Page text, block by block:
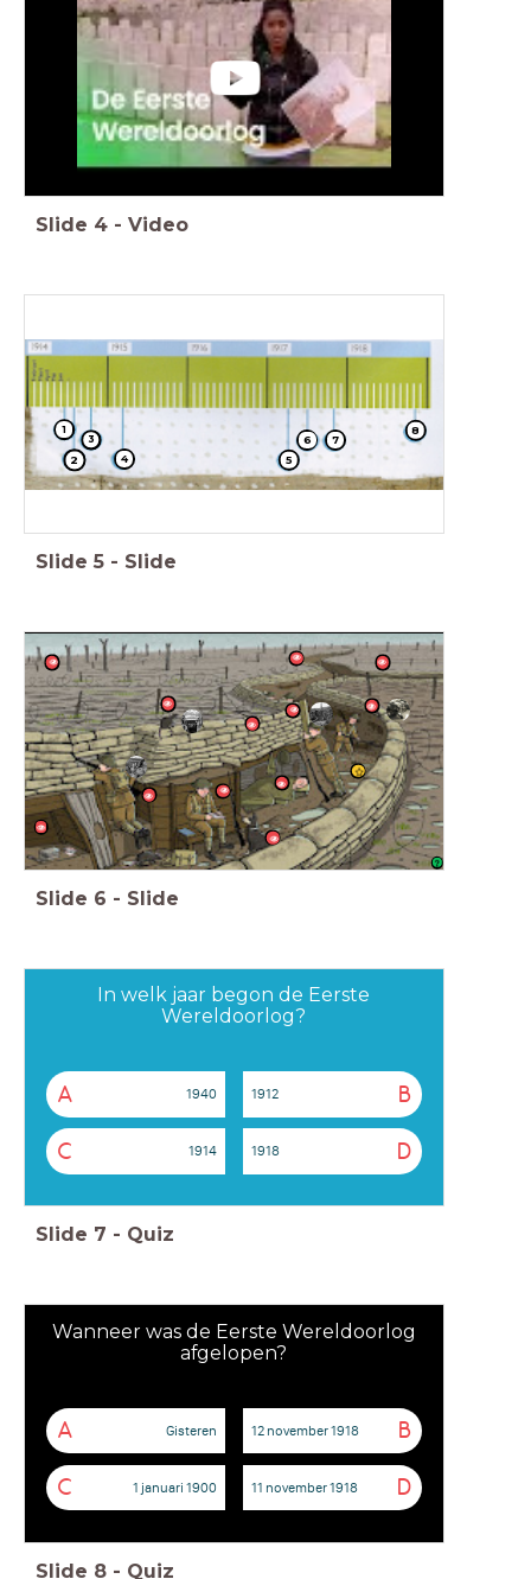
Slide 4 - Video
1
2
3
4 5
6 7
8
Slide 5 - Slide
Slide 6 - Slide
In welk jaar begon de Eerste
Wereldoorlog?
A 1940 B
1912
C 1914 D
1918
Slide 7 - Quiz
Wanneer was de Eerste Wereldoorlog
afgelopen?
A Gisteren B
12 november 1918
C 1 januari 1900 D
11 november 1918
Slide 8 - Quiz